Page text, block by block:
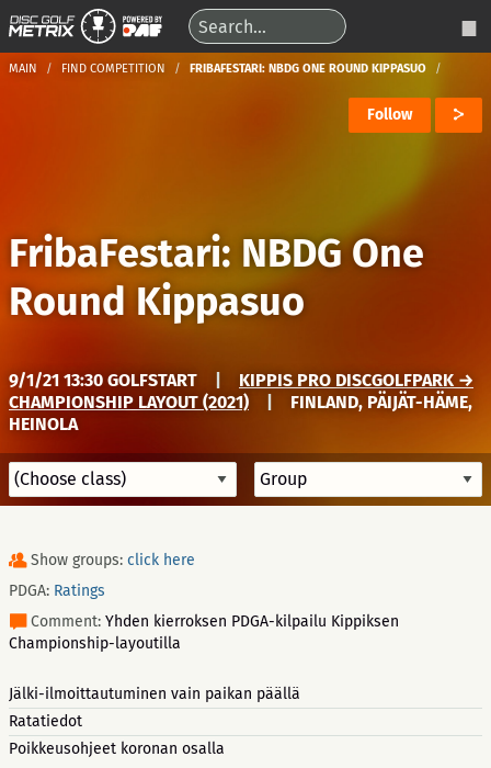
MAIN FIND COMPETITION FRIBAFESTARI: NBDG ONE ROUND KIPPASUO
Follow
FribaFestari: NBDG One
Round Kippasuo
9/1/21 13:30 GOLFSTART
KIPPIS PRO DISCGOLFPARK →
CHAMPIONSHIP LAYOUT (2021)
FINLAND, PÄIJÄT-HÄME,
HEINOLA
Show groups: click here
PDGA: Ratings
Comment: Yhden kierroksen PDGA-kilpailu Kippiksen
Championship-layoutilla
Jälki-ilmoittautuminen vain paikan päällä
Ratatiedot
Poikkeusohjeet koronan osalla